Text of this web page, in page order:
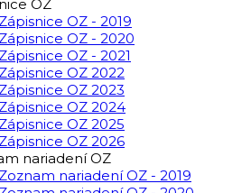
OZ
Zápisnice OZ - 2019
Zápisnice OZ - 2020
Zápisnice OZ - 2021
Zápisnice OZ 2022
Zápisnice OZ 2023
Zápisnice OZ 2024
Zápisnice OZ 2025
Zápisnice OZ 2026
nariadení OZ
Zoznam nariadení OZ - 2019